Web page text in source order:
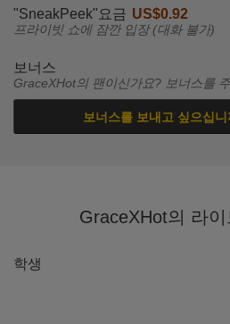
"SneakPeek"요금 US$0.92
프라이빗 쇼에 잠깐 입장 (대화 불가)
보너스
GraceXHot의 팬이신가요? 보너스를
보너스를 보내고 싶으십
GraceXHot의 라
학생